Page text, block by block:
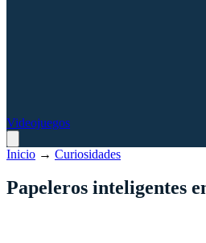
Videojuegos
Inicio → Curiosidades
Papeleros inteligentes